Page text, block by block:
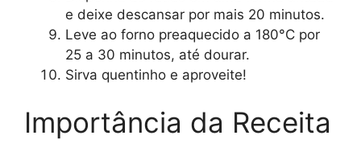
e deixe descansar por mais 20 minutos.
Leve ao forno preaquecido a 180°C por
25 a 30 minutos, até dourar.
Sirva quentinho e aproveite!
Importância da Receita